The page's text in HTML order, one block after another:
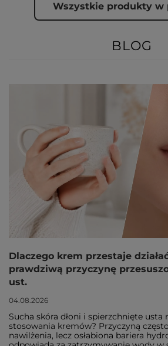
Wszystkie produkty w
BLOG
Dlaczego krem przestaje
prawdziwą przyczynę
ust.
04.08.2026
Sucha skóra dłoni i spierzchnięte
stosowania kremów? Przyczyną
nawilżenia, lecz osłabiona bariera